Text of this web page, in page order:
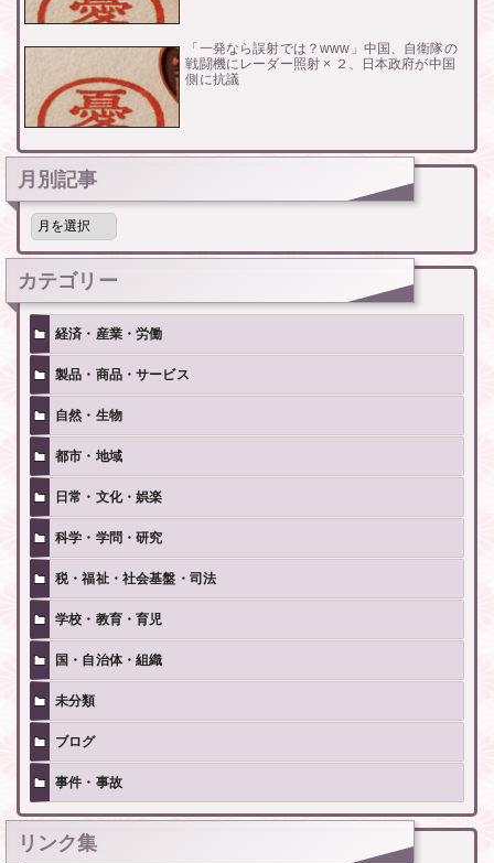
「一発なら誤射では？www」中国、自衛隊の
戦闘機にレーダー照射 × ２、日本政府が中国
側に抗議
月別記事
月
記
事
カテゴリー
経済・産業・労働
製品・商品・サービス
自然・生物
都市・地域
日常・文化・娯楽
科学・学問・研究
税・福祉・社会基盤・司法
学校・教育・育児
国・自治体・組織
未分類
ブログ
事件・事故
リンク集